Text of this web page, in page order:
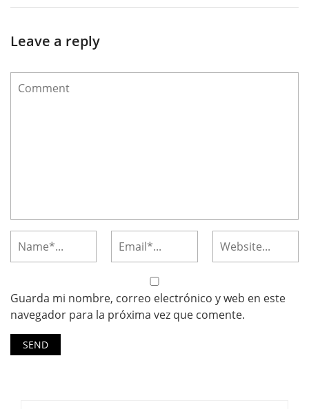
Leave a reply
Guarda mi nombre, correo electrónico y web en este
navegador para la próxima vez que comente.